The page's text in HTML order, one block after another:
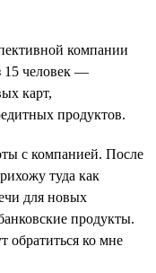
компании
15 человек —
карт,
продуктов.
с компанией. После
туда как
для новых
продукты.
обратиться ко мне